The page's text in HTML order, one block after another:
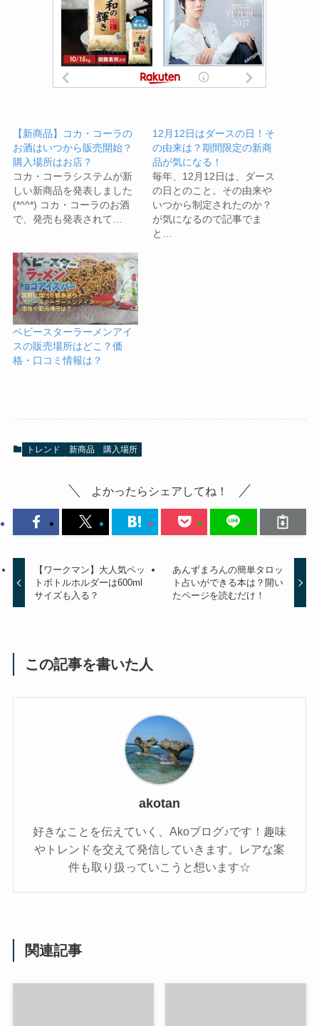
【新商品】コカ・コーラの
お酒はいつから販売開始？
購入場所はお店？
コカ・コーラシステムが新
しい新商品を発表しました
(*^^*) コカ・コーラのお酒
で、発売も発表されて…
12月12日はダースの日！そ
の由来は？期間限定の新商
品が気になる！
毎年、12月12日は、ダース
の日とのこと。その由来や
いつから制定されたのか？
が気になるので記事でま
と…
ベビースターラーメンアイ
スの販売場所はどこ？価
格・口コミ情報は？
トレンド 新商品 購入場所
よかったらシェアしてね！
【ワークマン】大人気ペッ
トボトルホルダーは600ml
サイズも入る？
あんずまろんの簡単タロッ
ト占いができる本は？開い
たページを読むだけ！
この記事を書いた人
akotan
好きなことを伝えていく、Akoブログ♪です！趣味
やトレンドを交えて発信していきます。レアな案
件も取り扱っていこうと想います☆
関連記事